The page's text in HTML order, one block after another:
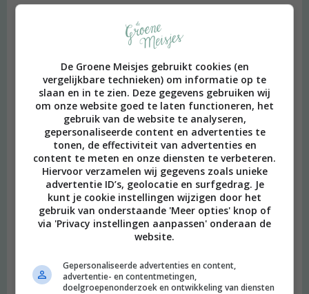
De Groene Meisjes gebruikt cookies (en
vergelijkbare technieken) om informatie op te
slaan en in te zien. Deze gegevens gebruiken wij
om onze website goed te laten functioneren, het
gebruik van de website te analyseren,
gepersonaliseerde content en advertenties te
tonen, de effectiviteit van advertenties en
content te meten en onze diensten te verbeteren.
Hiervoor verzamelen wij gegevens zoals unieke
advertentie ID’s, geolocatie en surfgedrag. Je
kunt je cookie instellingen wijzigen door het
gebruik van onderstaande 'Meer opties' knop of
via 'Privacy instellingen aanpassen' onderaan de
website.
Gepersonaliseerde advertenties en content,
advertentie- en contentmetingen,
doelgroepenonderzoek en ontwikkeling van diensten